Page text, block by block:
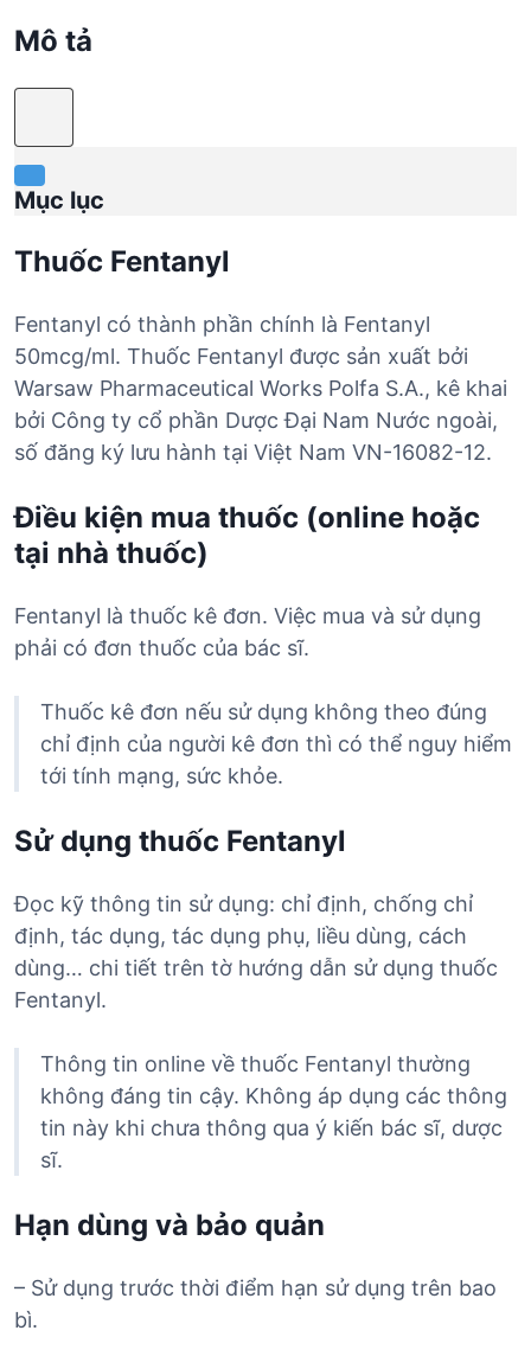
Mô tả
Mục lục
Thuốc Fentanyl
Fentanyl có thành phần chính là Fentanyl
50mcg/ml. Thuốc Fentanyl được sản xuất bởi
Warsaw Pharmaceutical Works Polfa S.A., kê khai
bởi Công ty cổ phần Dược Đại Nam Nước ngoài,
số đăng ký lưu hành tại Việt Nam VN-16082-12.
Điều kiện mua thuốc (online hoặc
tại nhà thuốc)
Fentanyl là thuốc kê đơn. Việc mua và sử dụng
phải có đơn thuốc của bác sĩ.
Thuốc kê đơn nếu sử dụng không theo đúng
chỉ định của người kê đơn thì có thể nguy hiểm
tới tính mạng, sức khỏe.
Sử dụng thuốc Fentanyl
Đọc kỹ thông tin sử dụng: chỉ định, chống chỉ
định, tác dụng, tác dụng phụ, liều dùng, cách
dùng… chi tiết trên tờ hướng dẫn sử dụng thuốc
Fentanyl.
Thông tin online về thuốc Fentanyl thường
không đáng tin cậy. Không áp dụng các thông
tin này khi chưa thông qua ý kiến bác sĩ, dược
sĩ.
Hạn dùng và bảo quản
– Sử dụng trước thời điểm hạn sử dụng trên bao
bì.